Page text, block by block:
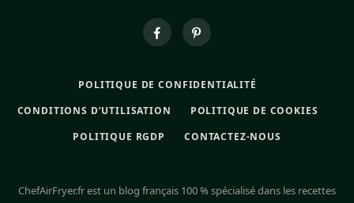
POLITIQUE DE CONFIDENTIALITÉ
CONDITIONS D’UTILISATION
POLITIQUE DE COOKIES
POLITIQUE RGDP
CONTACTEZ-NOUS
ChefAirFryer.fr est un blog français 100 % spécialisé dans les recettes